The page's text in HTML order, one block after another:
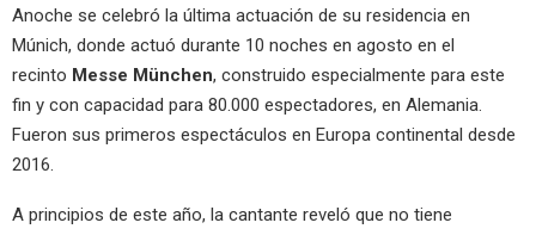
Anoche se celebró la última actuación de su residencia en
Múnich, donde actuó durante 10 noches en agosto en el
recinto Messe München, construido especialmente para este
fin y con capacidad para 80.000 espectadores, en Alemania.
Fueron sus primeros espectáculos en Europa continental desde
2016.
A principios de este año, la cantante reveló que no tiene